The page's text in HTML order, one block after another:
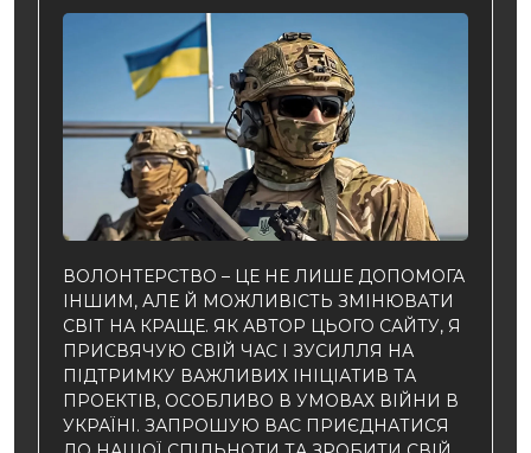
ВОЛОНТЕРСТВО – ЦЕ НЕ ЛИШЕ ДОПОМОГА
ІНШИМ, АЛЕ Й МОЖЛИВІСТЬ ЗМІНЮВАТИ
СВІТ НА КРАЩЕ. ЯК АВТОР ЦЬОГО САЙТУ, Я
ПРИСВЯЧУЮ СВІЙ ЧАС І ЗУСИЛЛЯ НА
ПІДТРИМКУ ВАЖЛИВИХ ІНІЦІАТИВ ТА
ПРОЕКТІВ, ОСОБЛИВО В УМОВАХ ВІЙНИ В
УКРАЇНІ. ЗАПРОШУЮ ВАС ПРИЄДНАТИСЯ